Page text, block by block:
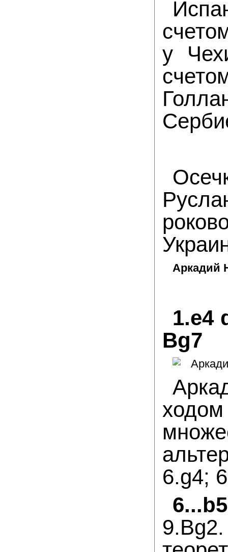
у
Аркадий
1.e4
Bg7
6.g4;